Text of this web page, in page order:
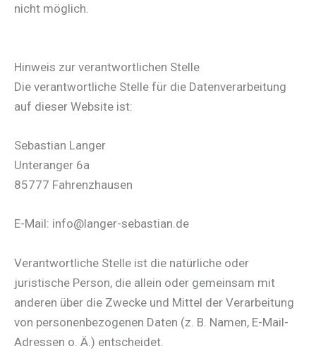
nicht möglich.
Hinweis zur verantwortlichen Stelle
Die verantwortliche Stelle für die Datenverarbeitung
auf dieser Website ist:
Sebastian Langer
Unteranger 6a
85777 Fahrenzhausen
E-Mail: info@langer-sebastian.de
Verantwortliche Stelle ist die natürliche oder
juristische Person, die allein oder gemeinsam mit
anderen über die Zwecke und Mittel der Verarbeitung
von personenbezogenen Daten (z. B. Namen, E-Mail-
Adressen o. Ä.) entscheidet.